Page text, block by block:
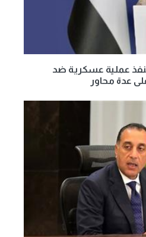
تنفذ عملية عسكرية ضد
عدة محاور